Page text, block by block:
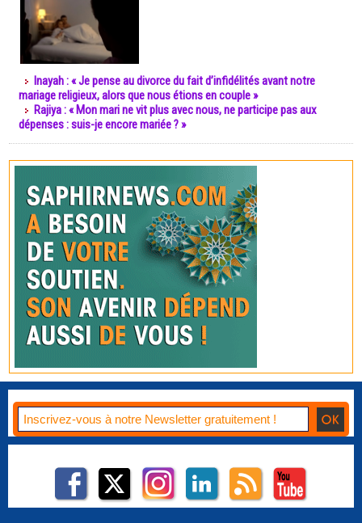
Inayah : « Je pense au divorce du fait d’infidélités avant notre
mariage religieux, alors que nous étions en couple »
Rajiya : « Mon mari ne vit plus avec nous, ne participe pas aux
dépenses : suis-je encore mariée ? »